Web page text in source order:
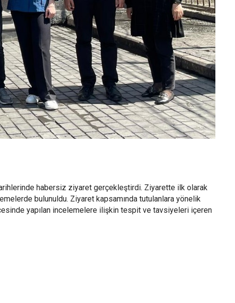
habersiz ziyaret gerçekleştirdi. Ziyarette ilk olarak
bulunuldu. Ziyaret kapsamında tutulanlara yönelik
yapılan incelemelere ilişkin tespit ve tavsiyeleri içeren